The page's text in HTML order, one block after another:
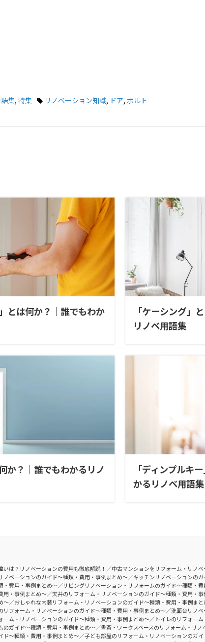
集, 特集 リノベーション知識, ドア, ボルト
とは何か？｜誰でもわか
「ケーシング」
リノベ用語集
か？｜誰でもわかるリノ
「ディンプルキ
かるリノベ用語集
は？リノベーションの費用も徹底解説！
中古マンションをリフォーム・リノ
ノベーションのガイド〜種類・費用・事例まとめ〜 キッチンリノベーションの
・費用・事例まとめ〜
リビングリノベーション・リフォームのガイド〜種類・
用・事例まとめ〜
天井のリフォーム・リノベーションのガイド〜種類・費用・
〜
おしゃれな内装リフォーム・リノベーションのガイド〜種類・費用・事例まと
リフォーム・リノベーションのガイド〜種類・費用・事例まとめ〜
洗面台リノ
ーム・リノベーションのガイド〜種類・費用・事例まとめ〜
トイレのリフォー
のガイド〜種類・費用・事例まとめ〜 書斎・ワークスペースのリフォーム・リ
ド〜種類・費用・事例まとめ〜
子ども部屋のリフォーム・リノベーションのガ